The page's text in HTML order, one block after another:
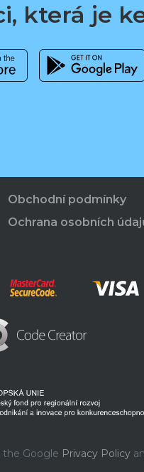
která je
Obchodní podmínky
Ochrana osobních
the Google Privacy Policy